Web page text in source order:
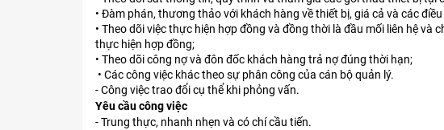
• Đàm phán, thương thảo với khách hàng về thiết bị, giá cả và các
• Theo dõi việc thực hiện hợp đồng và đồng thời là đầu mối liên hệ và
thực hiện hợp đồng;
• Theo dõi công nợ và đôn đốc khách hàng trả nợ đúng thời hạn;
• Các công việc khác theo sự phân công của cán bộ quản lý.
- Công việc trao đổi cụ thể khi phỏng vấn.
Yêu cầu công việc
- Trung thực, nhanh nhẹn và có chí cầu tiến.